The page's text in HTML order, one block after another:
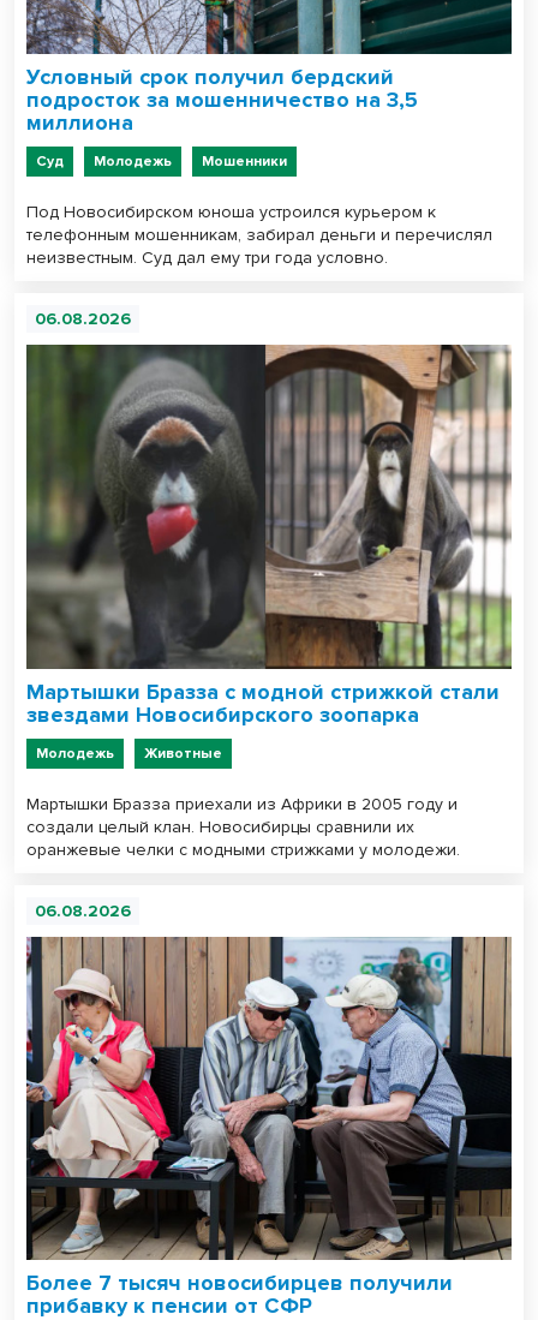
Условный срок получил бердский
подросток за мошенничество на 3,5
миллиона
Суд Молодежь Мошенники
Под Новосибирском юноша устроился курьером к
телефонным мошенникам, забирал деньги и перечислял
неизвестным. Суд дал ему три года условно.
06.08.2026
Мартышки Бразза с модной стрижкой стали
звездами Новосибирского зоопарка
Молодежь Животные
Мартышки Бразза приехали из Африки в 2005 году и
создали целый клан. Новосибирцы сравнили их
оранжевые челки с модными стрижками у молодежи.
06.08.2026
Более 7 тысяч новосибирцев получили
прибавку к пенсии от СФР